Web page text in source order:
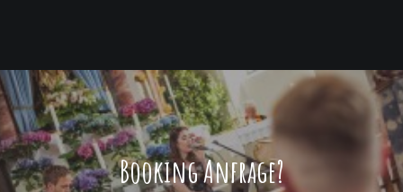
Booking Anfrage?